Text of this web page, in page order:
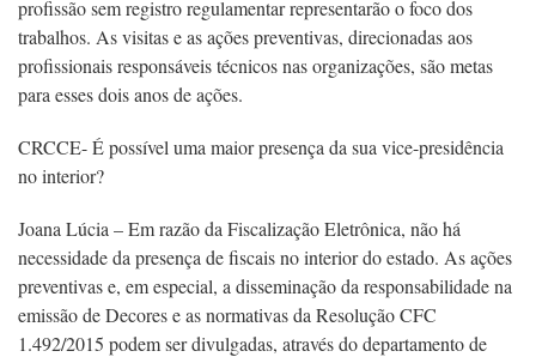
profissão sem registro regulamentar representarão o foco dos
trabalhos. As visitas e as ações preventivas, direcionadas aos
profissionais responsáveis técnicos nas organizações, são metas
para esses dois anos de ações.
CRCCE- É possível uma maior presença da sua vice-presidência
no interior?
Joana Lúcia – Em razão da Fiscalização Eletrônica, não há
necessidade da presença de fiscais no interior do estado. As ações
preventivas e, em especial, a disseminação da responsabilidade na
emissão de Decores e as normativas da Resolução CFC
1.492/2015 podem ser divulgadas, através do departamento de